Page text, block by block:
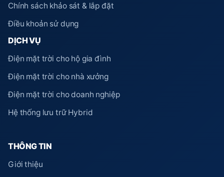
Chính sách khảo sát & lắp đặt
Điều khoản sử dụng
DỊCH VỤ
Điện mặt trời cho hộ gia đình
Điện mặt trời cho nhà xưởng
Điện mặt trời cho doanh nghiệp
Hệ thống lưu trữ Hybrid
THÔNG TIN
Giới thiệu